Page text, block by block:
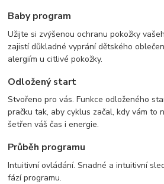
Baby program
Užijte si zvýšenou ochranu pokožky
zajistí důkladné vyprání dětského
alergiím u citlivé pokožky.
Odložený start
Stvořeno pro vás. Funkce odloženého
pračku tak, aby cyklus začal, kdy vám to
šetřen váš čas i energie.
Průběh programu
Intuitivní ovládání. Snadné a intuitivní
fází programu.